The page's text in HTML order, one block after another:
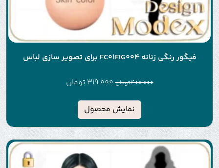
فیگور رنگی زنانه FC01FIG004 برای تصویر سازی لباس
400.000تومان 319.000 تومان
نمایش محصول